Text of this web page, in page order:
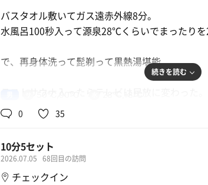
潰れるんちゃうかー
25年？ ほんまかいな？
本日もありがとうございました😊
バスタオル敷いてガス遠赤外線8分。
水風呂100秒入って源泉28℃くらいでまったりを
で、再身体洗って髭剃って黒熱湯堪能。
ラストは12分入って水風呂からの源泉。
黒熱湯で〆と思ったけど、ミストもちょっと入っ
続きを読む
0 35
10分5セット
2026.07.05 68回目の訪問
チェックイン